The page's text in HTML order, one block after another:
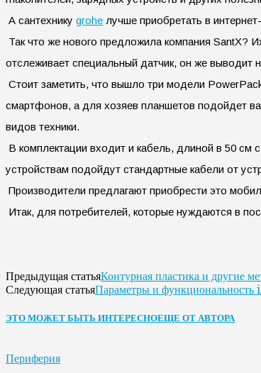
А сантехнику grohe лучше приобретать в
Так что же нового предложила компания SantX?
отслеживает специальный датчик, он же
Стоит заметить, что вышло три модели
смартфонов, а для хозяев планшетов подойдет
видов техники.
В комплектации входит и кабель, длиной в 50
устройствам подойдут стандартные кабели от
Производители предлагают приобрести это
Итак, для потребителей, которые нуждаются в
Предыдущая статьяКонтурная пластика и другие
Следующая статьяПараметры и
ЭТО МОЖЕТ БЫТЬ ИНТЕРЕСНОЕЩЕ ОТ АВТОРА
Периферия